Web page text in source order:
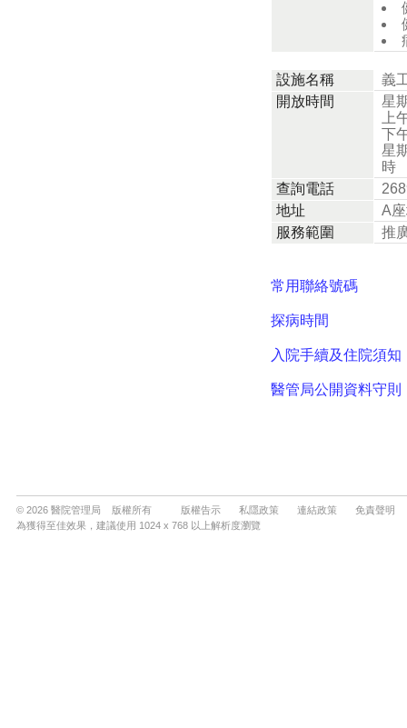
© 2026 醫院管理局 版權所有 版權告示 私隱政策 連結政策
免責聲明
為獲得至佳效果，建議使用 1024 x 768 以上解析度瀏覽